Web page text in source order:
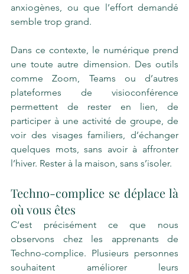
anxiogènes, ou que l’effort demandé
semble trop grand.
Dans ce contexte, le numérique prend
une toute autre dimension. Des outils
comme Zoom, Teams ou d’autres
plateformes de visioconférence
permettent de rester en lien, de
participer à une activité de groupe, de
voir des visages familiers, d’échanger
quelques mots, sans avoir à affronter
l’hiver. Rester à la maison, sans s’isoler.
Techno-complice se déplace là
où vous êtes
C’est précisément ce que nous
observons chez les apprenants de
Techno-complice. Plusieurs personnes
souhaitent améliorer leurs